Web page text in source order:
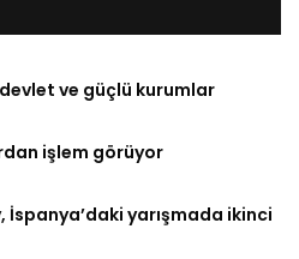
ve güçlü kurumlar
işlem görüyor
İspanya’daki yarışmada ikinci